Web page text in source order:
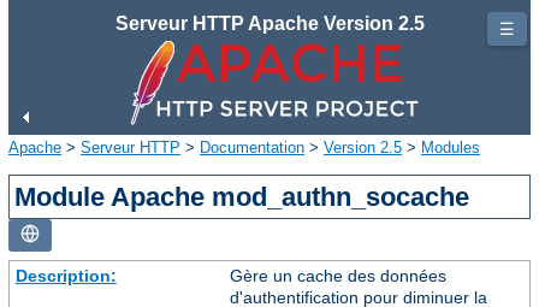
Serveur HTTP Apache Version 2.5
Apache > Serveur HTTP > Documentation > Version 2.5 > Modules
Module Apache mod_authn_socache
Description:
Gère un cache des données
d'authentification pour diminuer la
☰